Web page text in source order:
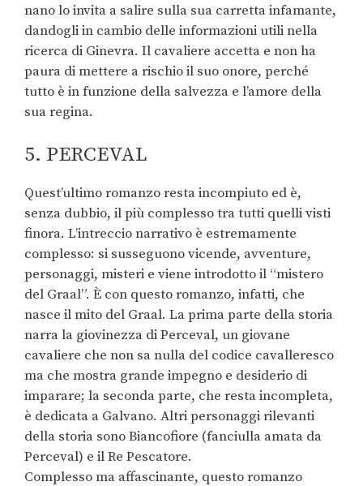
nano lo invita a salire sulla sua carretta infamante,
dandogli in cambio delle informazioni utili nella
ricerca di Ginevra. Il cavaliere accetta e non ha
paura di mettere a rischio il suo onore, perché
tutto è in funzione della salvezza e l’amore della
sua regina.
5. PERCEVAL
Quest’ultimo romanzo resta incompiuto ed è,
senza dubbio, il più complesso tra tutti quelli visti
finora. L’intreccio narrativo è estremamente
complesso: si susseguono vicende, avventure,
personaggi, misteri e viene introdotto il “mistero
del Graal”. È con questo romanzo, infatti, che
nasce il mito del Graal. La prima parte della storia
narra la giovinezza di Perceval, un giovane
cavaliere che non sa nulla del codice cavalleresco
ma che mostra grande impegno e desiderio di
imparare; la seconda parte, che resta incompleta,
è dedicata a Galvano. Altri personaggi rilevanti
della storia sono Biancofiore (fanciulla amata da
Perceval) e il Re Pescatore.
Complesso ma affascinante, questo romanzo